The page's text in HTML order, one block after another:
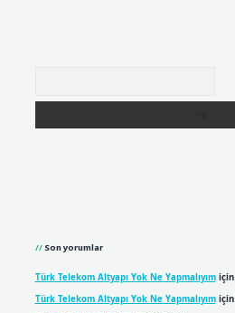
Son yorumlar
Türk Telekom Altyapı Yok Ne Yapmalıyımiçin
Türk Telekom Altyapı Yok Ne Yapmalıyımiçin